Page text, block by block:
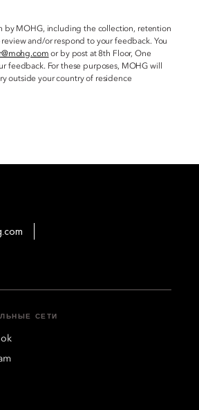
by MOHG, including the collection, retention
and/or respond to your feedback. You
or by post at 8th Floor, One
feedback. For these purposes, MOHG will
outside your country of residence
СЕТИ